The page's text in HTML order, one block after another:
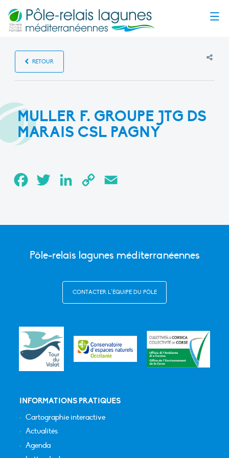
RETOUR
MULLER F. GROUPE JTG DS
MARAIS CSL PAGNY
FacebookTwitter LinkedInCopy
Pôle-relais lagunes méditerranéennes
CONTACTER L’ÉQUIPE DU PÔLE
INFORMATIONS PRATIQUES
Cartographie interactive
Actualités
Agenda